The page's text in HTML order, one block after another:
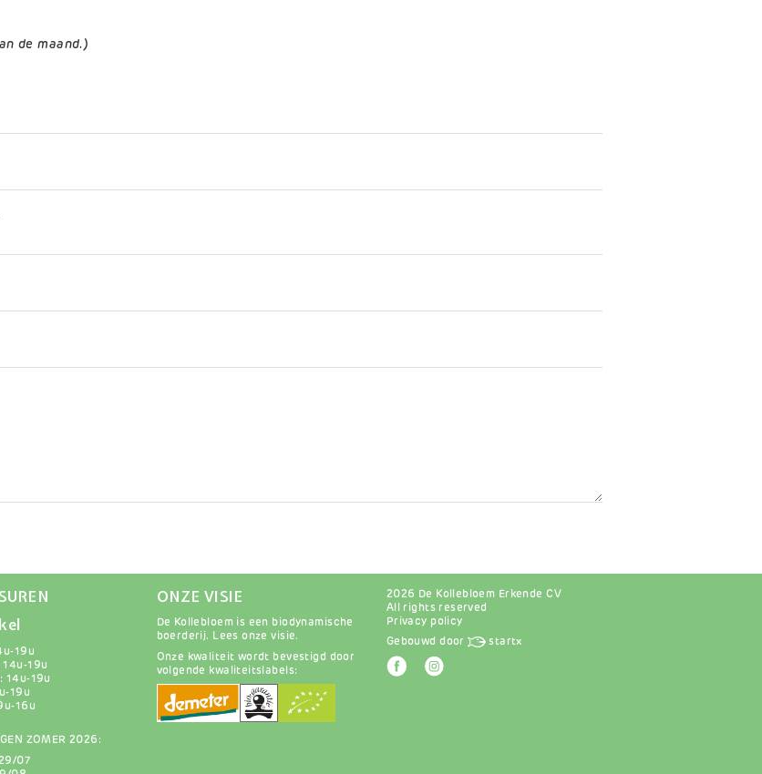
de maand.)
19u
14u-19u
14u-19u
19u
16u
ZOMER 2026:
07
ONZE VISIE
De Kollebloem is een biodynamische
boerderij. Lees onze visie.
Onze kwaliteit wordt bevestigd door
volgende kwaliteitslabels:
2026 De Kollebloem Erkende CV
All rights reserved
Privacy policy
Gebouwd door startx
AfbeeldingAfbeelding